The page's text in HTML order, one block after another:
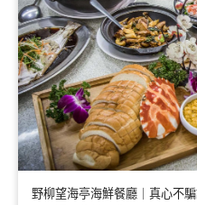
野柳望海亭海鮮餐廳｜真心不